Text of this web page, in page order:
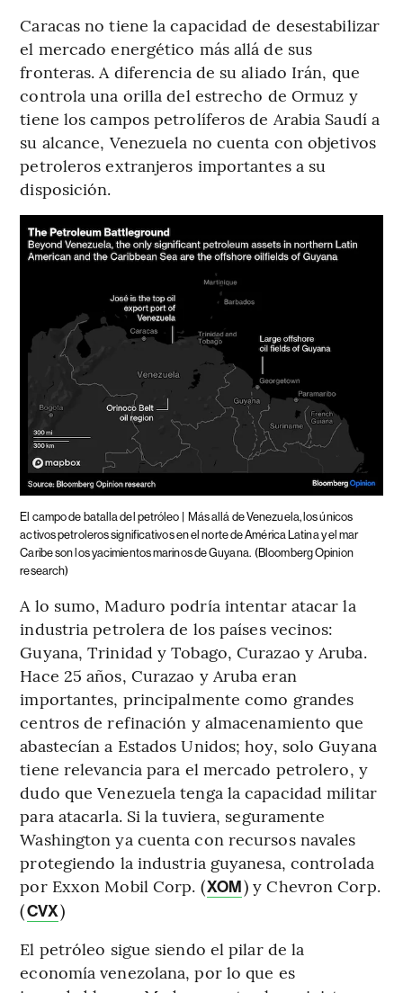
Caracas no tiene la capacidad de desestabilizar
el mercado energético más allá de sus
fronteras. A diferencia de su aliado Irán, que
controla una orilla del estrecho de Ormuz y
tiene los campos petrolíferos de Arabia Saudí a
su alcance, Venezuela no cuenta con objetivos
petroleros extranjeros importantes a su
disposición.
El campo de batalla del petróleo |
Más allá de Venezuela, los únicos
activos petroleros significativos en el norte de América Latina y el mar
Caribe son los yacimientos marinos de Guyana. (Bloomberg Opinion
research)
A lo sumo, Maduro podría intentar atacar la
industria petrolera de los países vecinos:
Guyana, Trinidad y Tobago, Curazao y Aruba.
Hace 25 años, Curazao y Aruba eran
importantes, principalmente como grandes
centros de refinación y almacenamiento que
abastecían a Estados Unidos; hoy, solo Guyana
tiene relevancia para el mercado petrolero, y
dudo que Venezuela tenga la capacidad militar
para atacarla. Si la tuviera, seguramente
Washington ya cuenta con recursos navales
protegiendo la industria guyanesa, controlada
por Exxon Mobil Corp. (XOM) y Chevron Corp.
(CVX)
El petróleo sigue siendo el pilar de la
economía venezolana, por lo que es